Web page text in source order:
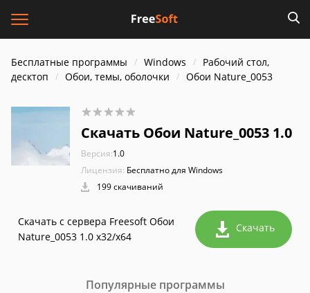
Бесплатные программы Windows
Рабочий стол,
десктоп
Обои, темы, оболочки Обои Nature_0053
Скачать Обои Nature_0053 1.0
Версия:1.0
Лицензия: Бесплатно для Windows
199 скачиваний
Скачать с сервера Freesoft Обои
Nature_0053 1.0 x32/x64
Скачать
Популярные программы